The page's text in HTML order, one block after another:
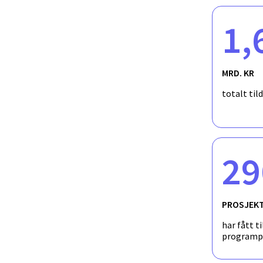
Effect of SO2, O2, NO2, and H2O
MRD. KR
totalt
har fått